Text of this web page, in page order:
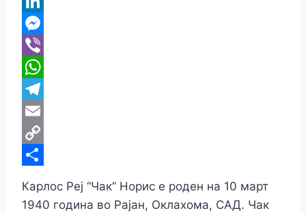
Карлос Реј “Чак” Норис е роден на 10 март
1940 година во Рајан, Оклахома, САД. Чак